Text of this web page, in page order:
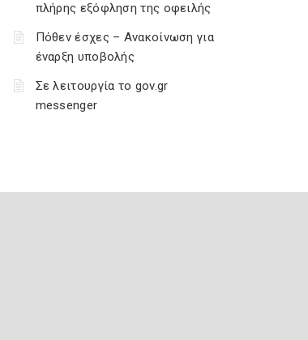
πλήρης εξόφληση της οφειλής
Πόθεν έσχες – Ανακοίνωση για
έναρξη υποβολής
Σε λειτουργία το gov.gr
messenger